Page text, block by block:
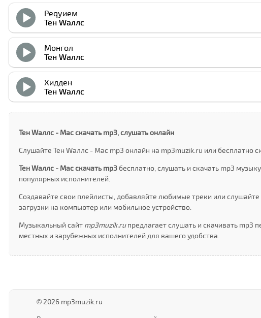
Реqуием
Тен Wаллс
Монгол
Тен Wаллс
Хидден
Тен Wаллс
Тен Wаллс - Мас скачать mp3, слушать онлайн
Слушайте Тен Wаллс - Мас mp3 онлайн на mp3muzik.ru или бесплатно
Тен Wаллс - Мас скачать mp3бесплатно, слушать и скачать mp3
популярных исполнителей.
Создавайте свои плейлисты, добавляйте любимые треки или
загрузки на компьютер или мобильное устройство.
Музыкальный сайт mp3muzik.ruпредлагает слушать и скачивать mp3
местных и зарубежных исполнителей для вашего удобства.
© 2026 mp3muzik.ru